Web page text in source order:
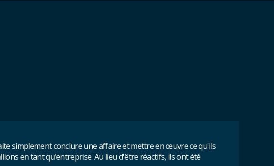
simplement conclure une affaire et mettre en œuvre ce qu'ils
en tant qu'entreprise. Au lieu d'être réactifs, ils ont été